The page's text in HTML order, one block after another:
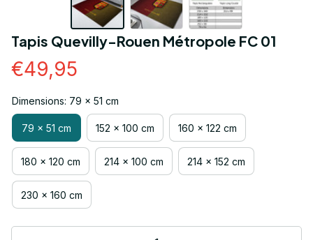
Tapis Quevilly-Rouen Métropole FC 01
€49,95
Dimensions: 79 x 51 cm
79 x 51 cm 152 x 100 cm 160 x 122 cm
180 x 120 cm 214 x 100 cm 214 x 152 cm
230 x 160 cm